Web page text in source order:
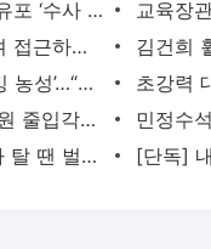
내란 특검 “윤석열 쪽 허위사실 유포 ‘수사 방해’…법에 따라 수사 착수”
조국 “갑자기 검찰 개혁 찬동하며 접근하는 검사를 경계해야”
나경원, 알찬 김밥 차려놓고 ‘웰빙 농성’…“자기정치병에 약 없다”
국힘 “정은경·김경수 부적격…의원 줄입각은 권력 사조직화”
김건희 휠체어 퇴원 ‘쇼’였나…“차 탈 땐 벌떡” “집에선 걸어다녀”